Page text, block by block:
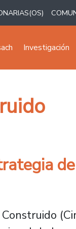
Investigación